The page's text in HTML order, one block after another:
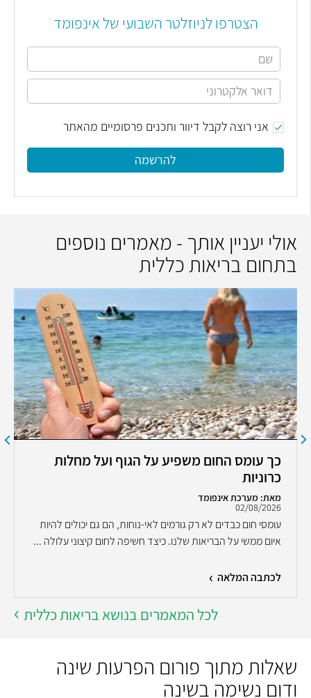
הצטרפו לניוזלטר השבועי של אינפומד
אני רוצה לקבל דיוור ותכנים פרסומיים מהאתר
להרשמה
אולי יעניין אותך - מאמרים נוספים
בתחום בריאות כללית
כך עומס החום משפיע על הגוף ועל מחלות
כרוניות
מאת: מערכת אינפומד
02/08/2026
עומסי חום כבדים לא רק גורמים לאי-נוחות, הם גם יכולים להיות
איום ממשי על הבריאות שלנו. כיצד חשיפה לחום קיצוני עלולה ...
לכתבה המלאה
לכל המאמרים בנושא בריאות כללית
שאלות מתוך פורום הפרעות שינה
ודום נשימה בשינה